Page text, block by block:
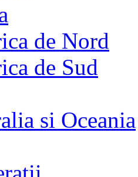
de Nord
de Sud
si Oceania